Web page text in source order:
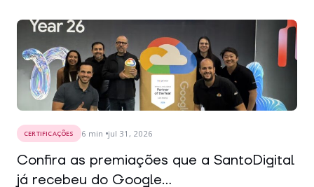
CERTIFICAÇÕES 6 min jul 31, 2026
Confira as premiações que a SantoDigital
já recebeu do Google...